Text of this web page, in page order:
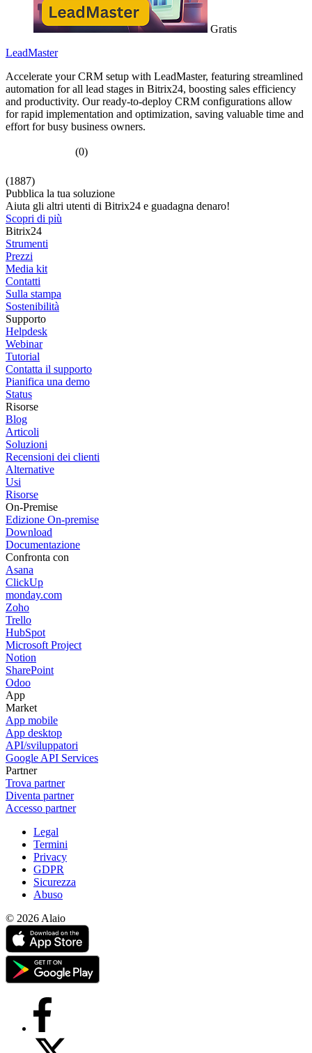
Gratis
LeadMaster
Accelerate your CRM setup with LeadMaster, featuring streamlined
automation for all lead stages in Bitrix24, boosting sales efficiency
and productivity. Our ready-to-deploy CRM configurations allow
for rapid implementation and optimization, saving valuable time and
effort for busy business owners.
(0)
(1887)
Pubblica la tua soluzione
Aiuta gli altri utenti di Bitrix24 e guadagna denaro!
Scopri di più
Bitrix24
Strumenti
Prezzi
Media kit
Contatti
Sulla stampa
Sostenibilità
Supporto
Helpdesk
Webinar
Tutorial
Contatta il supporto
Pianifica una demo
Status
Risorse
Blog
Articoli
Soluzioni
Recensioni dei clienti
Alternative
Usi
Risorse
On-Premise
Edizione On-premise
Download
Documentazione
Confronta con
Asana
ClickUp
monday.com
Zoho
Trello
HubSpot
Microsoft Project
Notion
SharePoint
Odoo
App
Market
App mobile
App desktop
API/sviluppatori
Google API Services
Partner
Trova partner
Diventa partner
Accesso partner
Legal
Termini
Privacy
GDPR
Sicurezza
Abuso
© 2026 Alaio